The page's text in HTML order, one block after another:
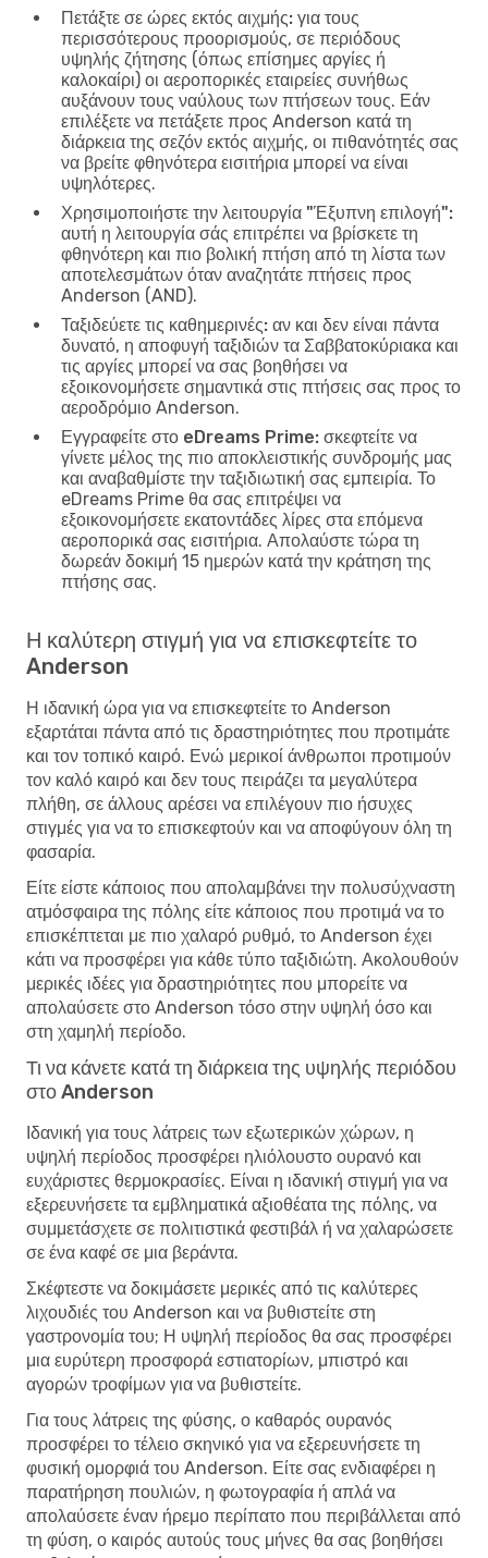
Πετάξτε σε ώρες εκτός αιχμής: για τους
περισσότερους προορισμούς, σε περιόδους
υψηλής ζήτησης (όπως επίσημες αργίες ή
καλοκαίρι) οι αεροπορικές εταιρείες συνήθως
αυξάνουν τους ναύλους των πτήσεων τους. Εάν
επιλέξετε να πετάξετε προς Anderson κατά τη
διάρκεια της σεζόν εκτός αιχμής, οι πιθανότητές σας
να βρείτε φθηνότερα εισιτήρια μπορεί να είναι
υψηλότερες.
Χρησιμοποιήστε την λειτουργία "Έξυπνη επιλογή":
αυτή η λειτουργία σάς επιτρέπει να βρίσκετε τη
φθηνότερη και πιο βολική πτήση από τη λίστα των
αποτελεσμάτων όταν αναζητάτε πτήσεις προς
Anderson (AND).
Ταξιδεύετε τις καθημερινές: αν και δεν είναι πάντα
δυνατό, η αποφυγή ταξιδιών τα Σαββατοκύριακα και
τις αργίες μπορεί να σας βοηθήσει να
εξοικονομήσετε σημαντικά στις πτήσεις σας προς το
αεροδρόμιο Anderson.
Εγγραφείτε στο eDreams Prime: σκεφτείτε να
γίνετε μέλος της πιο αποκλειστικής συνδρομής μας
και αναβαθμίστε την ταξιδιωτική σας εμπειρία. Το
eDreams Prime θα σας επιτρέψει να
εξοικονομήσετε εκατοντάδες λίρες στα επόμενα
αεροπορικά σας εισιτήρια. Απολαύστε τώρα τη
δωρεάν δοκιμή 15 ημερών κατά την κράτηση της
πτήσης σας.
Η καλύτερη στιγμή για να επισκεφτείτε το
Anderson
Η ιδανική ώρα για να επισκεφτείτε το Anderson
εξαρτάται πάντα από τις δραστηριότητες που προτιμάτε
και τον τοπικό καιρό. Ενώ μερικοί άνθρωποι προτιμούν
τον καλό καιρό και δεν τους πειράζει τα μεγαλύτερα
πλήθη, σε άλλους αρέσει να επιλέγουν πιο ήσυχες
στιγμές για να το επισκεφτούν και να αποφύγουν όλη τη
φασαρία.
Είτε είστε κάποιος που απολαμβάνει την πολυσύχναστη
ατμόσφαιρα της πόλης είτε κάποιος που προτιμά να το
επισκέπτεται με πιο χαλαρό ρυθμό, το Anderson έχει
κάτι να προσφέρει για κάθε τύπο ταξιδιώτη. Ακολουθούν
μερικές ιδέες για δραστηριότητες που μπορείτε να
απολαύσετε στο Anderson τόσο στην υψηλή όσο και
στη χαμηλή περίοδο.
Τι να κάνετε κατά τη διάρκεια της υψηλής περιόδου
στο Anderson
Ιδανική για τους λάτρεις των εξωτερικών χώρων, η
υψηλή περίοδος προσφέρει ηλιόλουστο ουρανό και
ευχάριστες θερμοκρασίες. Είναι η ιδανική στιγμή για να
εξερευνήσετε τα εμβληματικά αξιοθέατα της πόλης, να
συμμετάσχετε σε πολιτιστικά φεστιβάλ ή να χαλαρώσετε
σε ένα καφέ σε μια βεράντα.
Σκέφτεστε να δοκιμάσετε μερικές από τις καλύτερες
λιχουδιές του Anderson και να βυθιστείτε στη
γαστρονομία του; Η υψηλή περίοδος θα σας προσφέρει
μια ευρύτερη προσφορά εστιατορίων, μπιστρό και
αγορών τροφίμων για να βυθιστείτε.
Για τους λάτρεις της φύσης, ο καθαρός ουρανός
προσφέρει το τέλειο σκηνικό για να εξερευνήσετε τη
φυσική ομορφιά του Anderson. Είτε σας ενδιαφέρει η
παρατήρηση πουλιών, η φωτογραφία ή απλά να
απολαύσετε έναν ήρεμο περίπατο που περιβάλλεται από
τη φύση, ο καιρός αυτούς τους μήνες θα σας βοηθήσει